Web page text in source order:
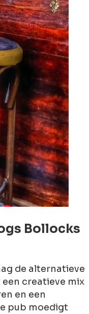
Bollocks
de alternatieve
creatieve mix
en een
pub moedigt